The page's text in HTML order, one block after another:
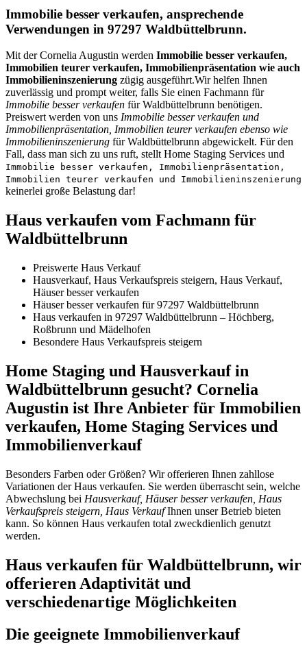
Immobilie besser verkaufen, ansprechende
Verwendungen in 97297 Waldbüttelbrunn.
Mit der Cornelia Augustin werden Immobilie besser verkaufen,
Immobilien teurer verkaufen, Immobilienpräsentation wie auch
Immobilieninszenierung zügig ausgeführt.Wir helfen Ihnen
zuverlässig und prompt weiter, falls Sie einen Fachmann für
Immobilie besser verkaufen für Waldbüttelbrunn benötigen.
Preiswert werden von uns Immobilie besser verkaufen und
Immobilienpräsentation, Immobilien teurer verkaufen ebenso wie
Immobilieninszenierung für Waldbüttelbrunn abgewickelt. Für den
Fall, dass man sich zu uns ruft, stellt Home Staging Services und
Immobilie besser verkaufen, Immobilienpräsentation,
Immobilien teurer verkaufen und Immobilieninszenierung
keinerlei große Belastung dar!
Haus verkaufen vom Fachmann für
Waldbüttelbrunn
Preiswerte Haus Verkauf
Hausverkauf, Haus Verkaufspreis steigern, Haus Verkauf,
Häuser besser verkaufen
Häuser besser verkaufen für 97297 Waldbüttelbrunn
Haus verkaufen in 97297 Waldbüttelbrunn – Höchberg,
Roßbrunn und Mädelhofen
Besondere Haus Verkaufspreis steigern
Home Staging und Hausverkauf in
Waldbüttelbrunn gesucht? Cornelia
Augustin ist Ihre Anbieter für Immobilien
verkaufen, Home Staging Services und
Immobilienverkauf
Besonders Farben oder Größen? Wir offerieren Ihnen zahllose
Variationen der Haus verkaufen. Sie werden überrascht sein, welche
Abwechslung bei Hausverkauf, Häuser besser verkaufen, Haus
Verkaufspreis steigern, Haus VerkaufIhnen unser Betrieb bieten
kann. So können Haus verkaufen total zweckdienlich genutzt
werden.
Haus verkaufen für Waldbüttelbrunn, wir
offerieren Adaptivität und
verschiedenartige Möglichkeiten
Die geeignete Immobilienverkauf